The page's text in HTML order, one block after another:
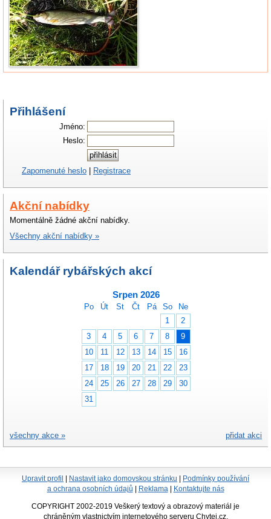
Přihlášení
Jméno:
Heslo:
Zapomenuté heslo Registrace
Akční nabídky
Momentálně žádné akční nabídky.
Všechny akční nabídky »
Kalendář rybářských akcí
Srpen 2026
Po Út St Čt Pá So
Ne
1
2
3
4 5 6 7 8
9
10
11 12 13 14 15
16
17
18 19 20 21 22
23
24
25 26 27 28 29
30
31
přidat akci
všechny akce »
Upravit profil Nastavit jako domovskou stránku
Podmínky používání
a ochrana osobních údajů
Reklama Kontaktujte nás
COPYRIGHT 2002-2019 Veškerý textový a obrazový materiál je
chráněným vlastnictvím internetového serveru Chytej.cz.